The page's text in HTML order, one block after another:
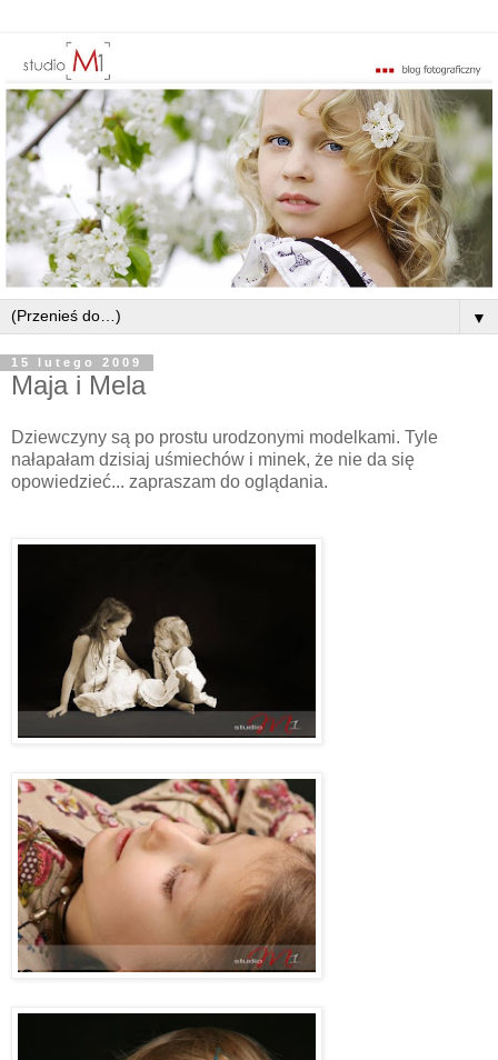
▼
15 lutego 2009
Maja i Mela
Dziewczyny są po prostu urodzonymi modelkami. Tyle
nałapałam dzisiaj uśmiechów i minek, że nie da się
opowiedzieć... zapraszam do oglądania.